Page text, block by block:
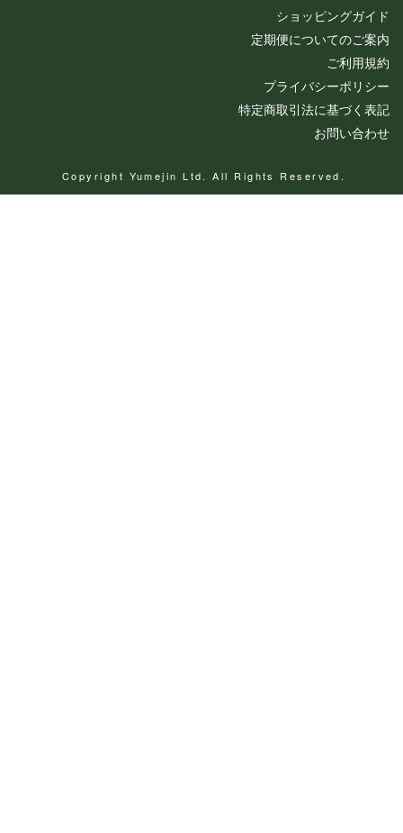
ショッピングガイド
定期便についてのご案内
ご利用規約
プライバシーポリシー
特定商取引法に基づく表記
お問い合わせ
Copyright Yumejin Ltd. All Rights Reserved.